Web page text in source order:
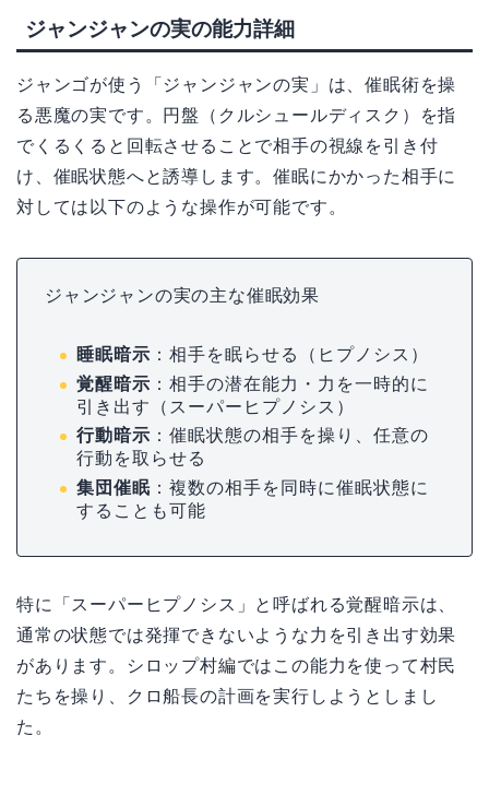
ジャンジャンの実の能力詳細
ジャンゴが使う「ジャンジャンの実」は、催眠術を操
る悪魔の実です。円盤（クルシュールディスク）を指
でくるくると回転させることで相手の視線を引き付
け、催眠状態へと誘導します。催眠にかかった相手に
対しては以下のような操作が可能です。
ジャンジャンの実の主な催眠効果
睡眠暗示 ：相手を眠らせる（ヒプノシス）
覚醒暗示 ：相手の潜在能力・力を一時的に
引き出す（スーパーヒプノシス）
行動暗示 ：催眠状態の相手を操り、任意の
行動を取らせる
集団催眠 ：複数の相手を同時に催眠状態に
することも可能
特に「スーパーヒプノシス」と呼ばれる覚醒暗示は、
通常の状態では発揮できないような力を引き出す効果
があります。シロップ村編ではこの能力を使って村民
たちを操り、クロ船長の計画を実行しようとしまし
た。